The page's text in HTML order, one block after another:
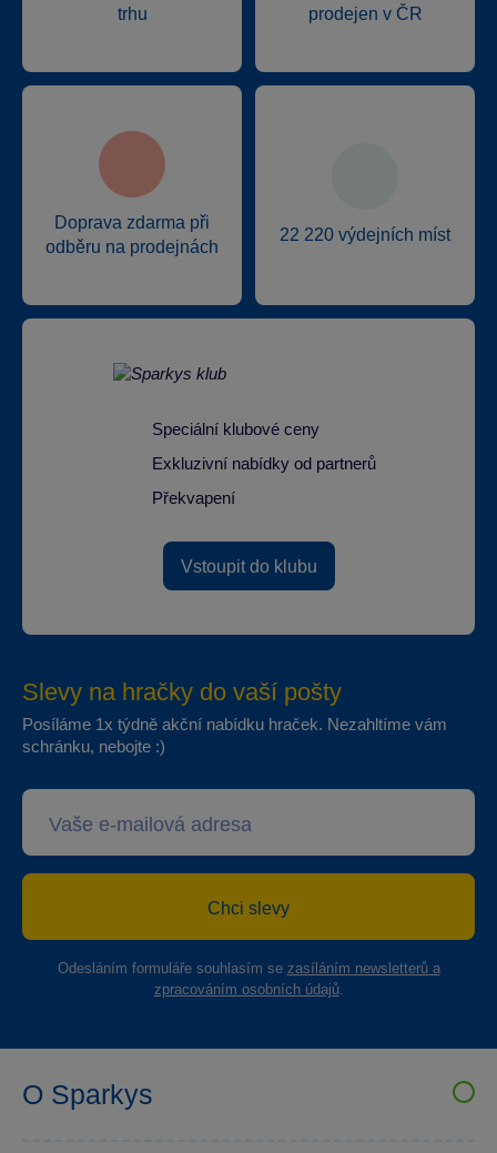
trhu
prodejen v ČR
Doprava zdarma při
odběru na prodejnách
22 220 výdejních míst
Speciální klubové ceny
Exkluzivní nabídky od partnerů
Překvapení
Vstoupit do klubu
Slevy na hračky do vaší pošty
Posíláme 1x týdně akční nabídku hraček. Nezahltíme vám
schránku, nebojte :)
Chci slevy
Odesláním formuláře souhlasím se zasíláním newsletterů a
zpracováním osobních údajů.
O Sparkys